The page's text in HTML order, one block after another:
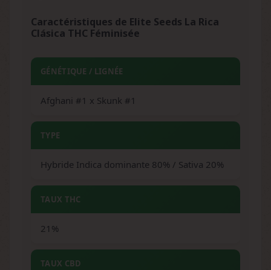
Caractéristiques de Elite Seeds La Rica
Clásica THC Féminisée
GÉNÉTIQUE / LIGNÉE
Afghani #1 x Skunk #1
TYPE
Hybride Indica dominante 80% / Sativa 20%
TAUX THC
21%
TAUX CBD